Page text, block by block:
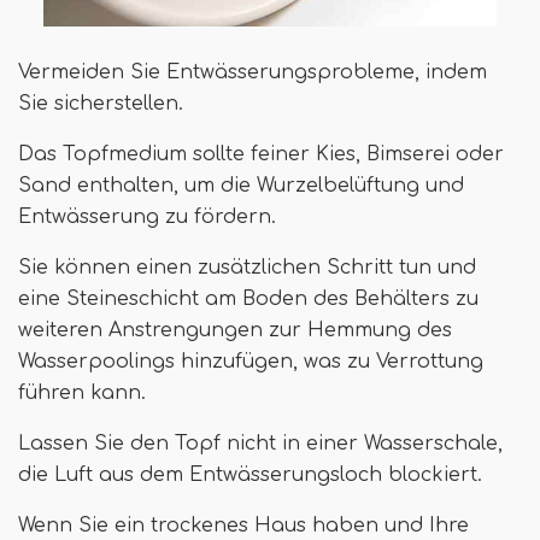
Vermeiden Sie Entwässerungsprobleme, indem
Sie sicherstellen.
Das Topfmedium sollte feiner Kies, Bimserei oder
Sand enthalten, um die Wurzelbelüftung und
Entwässerung zu fördern.
Sie können einen zusätzlichen Schritt tun und
eine Steineschicht am Boden des Behälters zu
weiteren Anstrengungen zur Hemmung des
Wasserpoolings hinzufügen, was zu Verrottung
führen kann.
Lassen Sie den Topf nicht in einer Wasserschale,
die Luft aus dem Entwässerungsloch blockiert.
Wenn Sie ein trockenes Haus haben und Ihre